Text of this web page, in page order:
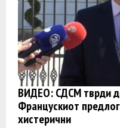
ВИДЕО: СДСМ тврди
Францускиот
хистерични